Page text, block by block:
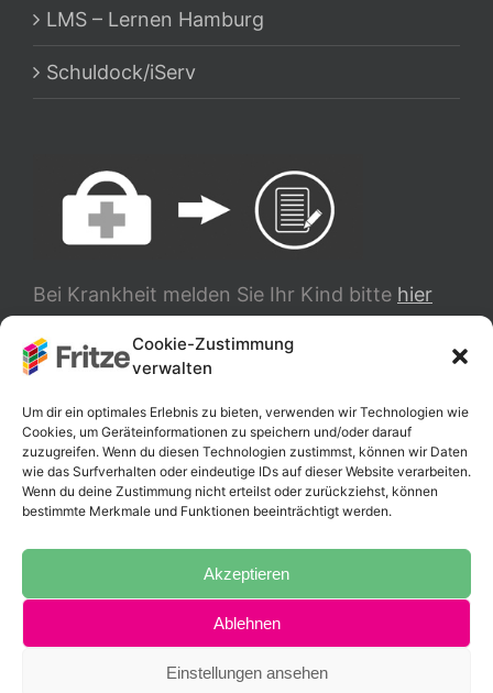
Cookie-Zustimmung
verwalten
Um dir ein optimales Erlebnis zu bieten, verwenden wir Technologien wie
Cookies, um Geräteinformationen zu speichern und/oder darauf
zuzugreifen. Wenn du diesen Technologien zustimmst, können wir Daten
wie das Surfverhalten oder eindeutige IDs auf dieser Website verarbeiten.
Wenn du deine Zustimmung nicht erteilst oder zurückziehst, können
bestimmte Merkmale und Funktionen beeinträchtigt werden.
Akzeptieren
Ablehnen
Einstellungen ansehen
LMS – Lernen Hamburg
Schuldock/iServ
Bei Krankheit melden Sie Ihr Kind bitte hier
TRANSLATE